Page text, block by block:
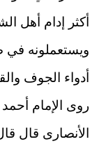
أكثر إدام أهل
ويستعملونه في
أدواء الجوف
روى الإمام
الأنصارى قال